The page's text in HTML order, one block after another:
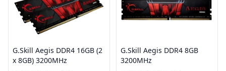
G.Skill Aegis DDR4 16GB (2
x 8GB) 3200MHz
G.Skill Aegis DDR4 8GB
3200MHz